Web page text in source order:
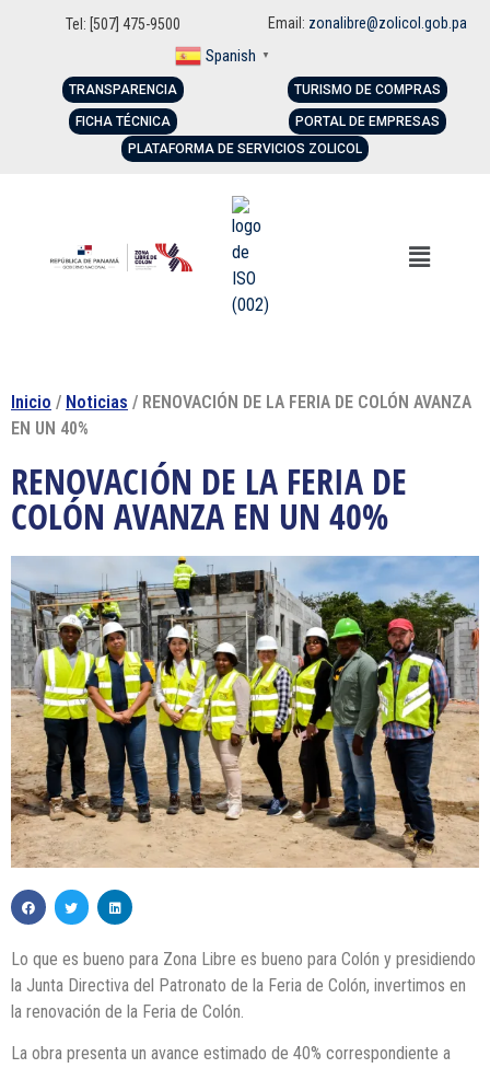
Tel: [507] 475-9500 Email: zonalibre@zolicol.gob.pa
Spanish ▼
TRANSPARENCIA
FICHA TÉCNICA
TURISMO DE COMPRAS
PORTAL DE EMPRESAS
PLATAFORMA DE SERVICIOS ZOLICOL
Inicio / Noticias / RENOVACIÓN DE LA FERIA DE COLÓN AVANZA
EN UN 40%
RENOVACIÓN DE LA FERIA DE
COLÓN AVANZA EN UN 40%
Lo que es bueno para Zona Libre es bueno para Colón y presidiendo
la Junta Directiva del Patronato de la Feria de Colón, invertimos en
la renovación de la Feria de Colón.
La obra presenta un avance estimado de 40% correspondiente a